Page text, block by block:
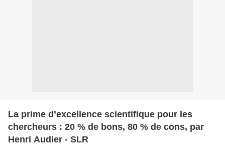
La prime d’excellence scientifique pour les
chercheurs : 20 % de bons, 80 % de cons, par
Henri Audier - SLR